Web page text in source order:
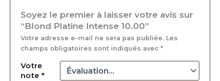
Soyez le premier à laisser votre avis sur
“Blond Platine Intense 10.00”
Votre adresse e-mail ne sera pas publiée. Les
champs obligatoires sont indiqués avec*
Votre
note*